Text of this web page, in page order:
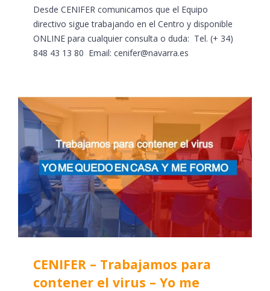
Desde CENIFER comunicamos que el Equipo
directivo sigue trabajando en el Centro y disponible
ONLINE para cualquier consulta o duda: Tel. (+ 34)
848 43 13 80 Email: cenifer@navarra.es
CENIFER – Trabajamos para
contener el virus – Yo me